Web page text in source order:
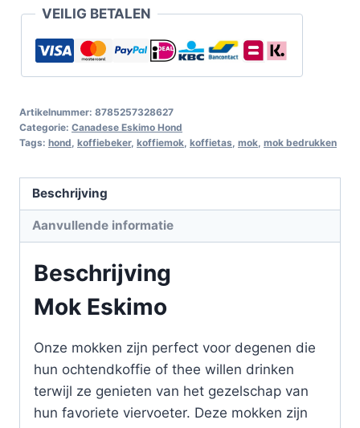
VEILIG BETALEN
Artikelnummer: 8785257328627
Categorie: Canadese Eskimo Hond
Tags: hond koffiebeker, koffiemok koffietas mok mok bedrukken
Beschrijving
Aanvullende informatie
Beschrijving
Mok Eskimo
Onze mokken zijn perfect voor degenen die
hun ochtendkoffie of thee willen drinken
terwijl ze genieten van het gezelschap van
hun favoriete viervoeter. Deze mokken zijn